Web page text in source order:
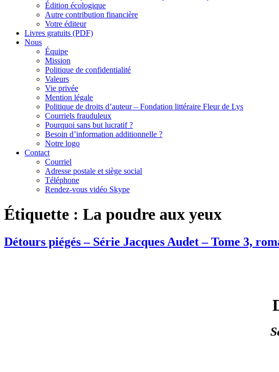
Édition écologique
Autre contribution financière
Votre éditeur
Livres gratuits (PDF)
Nous
Équipe
Mission
Politique de confidentialité
Valeurs
Vie privée
Mention légale
Politique de droits d’auteur – Fondation littéraire Fleur de Lys
Courriels frauduleux
Pourquoi sans but lucratif ?
Besoin d’information additionnelle ?
Notre logo
Contact
Courriel
Adresse postale et siège social
Téléphone
Rendez-vous vidéo Skype
Étiquette : La poudre aux yeux
Détours piégés – Série Jacques Audet – Tome 3,